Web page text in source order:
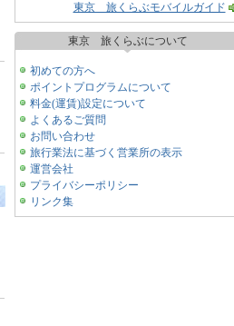
東京 旅くらぶモバイルガイド
東京 旅くらぶについて
初めての方へ
ポイントプログラムについて
料金(運賃)設定について
よくあるご質問
お問い合わせ
旅行業法に基づく営業所の表示
運営会社
プライバシーポリシー
リンク集